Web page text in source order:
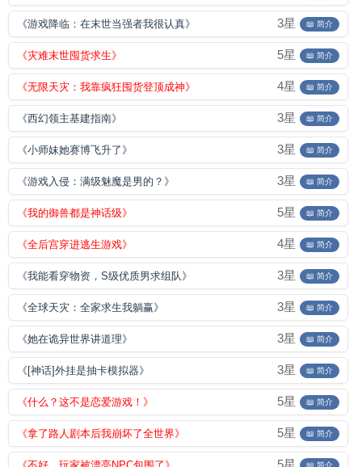
《游戏降临：在末世当强者我很认真》 3星 📖 简介
《灾难末世囤货求生》 5星 📖 简介
《无限天灾：我靠疯狂囤货登顶成神》 4星 📖 简介
《西幻领主基建指南》 3星 📖 简介
《小师妹她赛博飞升了》 3星 📖 简介
《游戏入侵：满级魅魔是男的？》 3星 📖 简介
《我的御兽都是神话级》 5星 📖 简介
《全后宫穿进逃生游戏》 4星 📖 简介
《我能看穿物资，S级优质男求组队》 3星 📖 简介
《全球天灾：全家求生我躺赢》 3星 📖 简介
《她在诡异世界讲道理》 3星 📖 简介
《[神话]外挂是抽卡模拟器》 3星 📖 简介
《什么？这不是恋爱游戏！》 5星 📖 简介
《拿了路人剧本后我崩坏了全世界》 5星 📖 简介
📖 简介